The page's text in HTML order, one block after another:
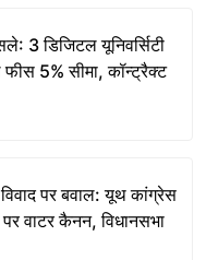
3 डिजिटल यूनिवर्सिटी
5% सीमा, कॉन्ट्रैक्ट
विवाद पर बवाल: यूथ कांग्रेस
वाटर कैनन, विधानसभा